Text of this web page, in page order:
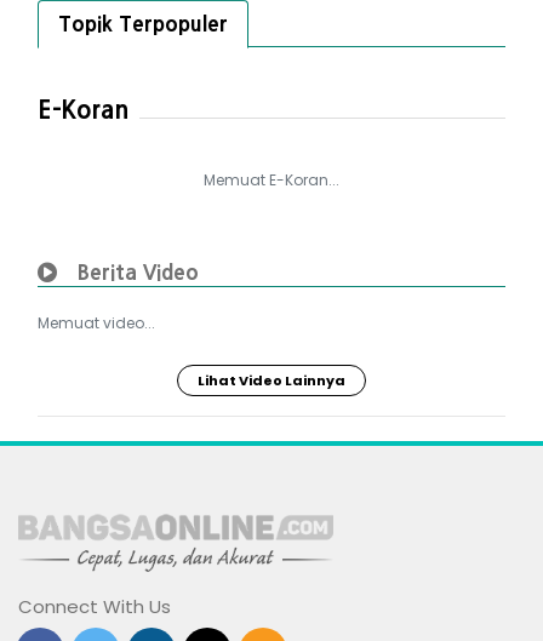
Topik Terpopuler
E-Koran
Memuat E-Koran...
Berita Video
Memuat video...
Lihat Video Lainnya
Connect With Us